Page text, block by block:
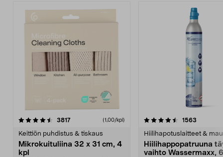
3817arvostelut (1,00/kpl)
Keittiön puhdistus & tiskaus
Mikrokuituliina 32 x 31 cm, 4
kpl
4.5viidestä
1563
Hiilihapotuslaitteet &
Hiilihappopatruuna
vaihto Wassermaxx,
4.5viidestä